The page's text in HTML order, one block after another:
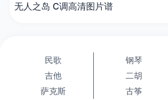
无人之岛 C调高清图片谱
民歌 钢琴
吉他
二胡
萨克斯
古筝